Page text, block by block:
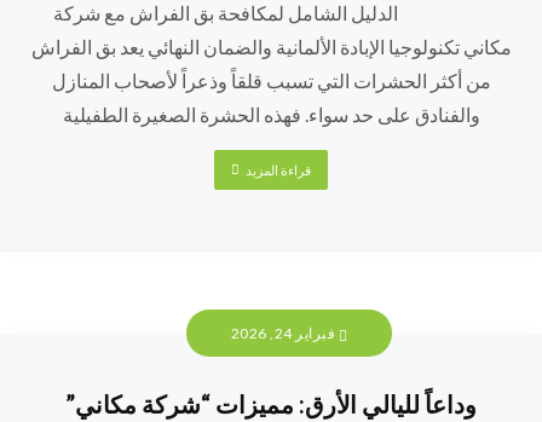
الدليل الشامل لمكافحة بق الفراش مع شركة
مكاني تكنولوجيا الإبادة الألمانية والضمان النهائي يعد بق الفراش
من أكثر الحشرات التي تسبب قلقاً وذعراً لأصحاب المنازل
والفنادق على حد سواء. فهذه الحشرة الصغيرة الطفيلية
قراءة المزيد
فبراير 24, 2026
وداعاً لليالي الأرق: مميزات “شركة مكاني”